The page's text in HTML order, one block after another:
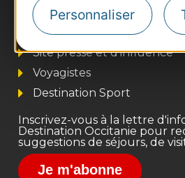
Personnaliser
Business/Mice
Pros d'Occitanie
Site presse et d'influence
Voyagistes
Destination Sport
Inscrivez-vous à la lettre
Destination Occitanie pour
suggestions de séjours, de
Je m'abonne